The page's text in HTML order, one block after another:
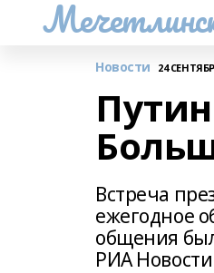
Новости 24
Встреча
ежегодное
общения
РИА